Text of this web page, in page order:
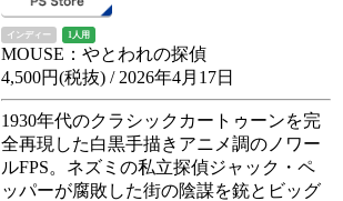
インディー 1人用
MOUSE：やとわれの探偵
4,500円(税抜) / 2026年4月17日
1930年代のクラシックカートゥーンを完
全再現した白黒手描きアニメ調のノワー
ルFPS。ネズミの私立探偵ジャック・ペ
ッパーが腐敗した街の陰謀を銃とビッグ